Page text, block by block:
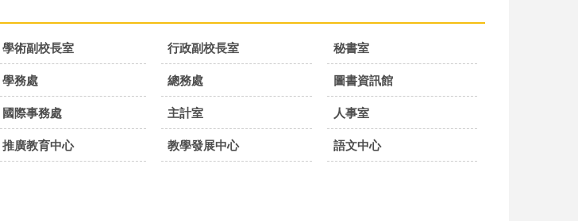
學術副校長室 行政副校長室 秘書室
學務處 總務處 圖書資訊館
國際事務處 主計室 人事室
推廣教育中心 教學發展中心 語文中心